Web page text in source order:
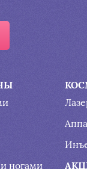
ногами